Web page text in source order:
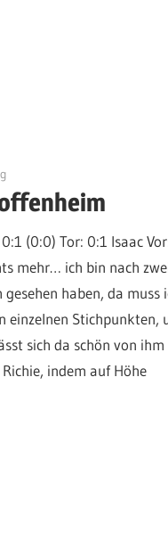
(0:0) Tor: 0:1 Isaac
mehr… ich bin nach
gesehen haben, da
einzelnen
sich da schön von
indem auf Höhe